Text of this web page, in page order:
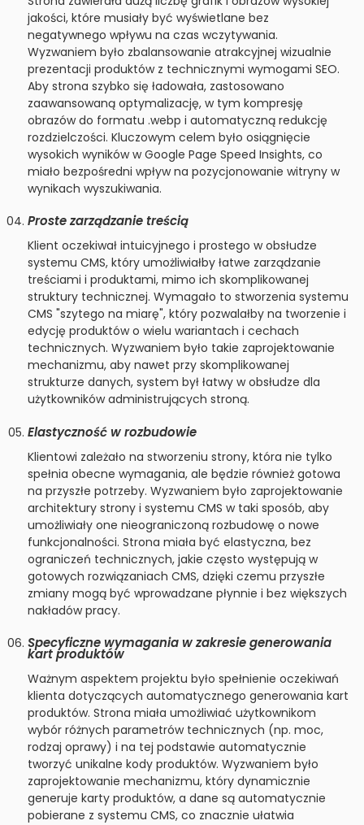
jakości, które musiały być wyświetlane bez
negatywnego wpływu na czas wczytywania.
Wyzwaniem było zbalansowanie atrakcyjnej wizualnie
prezentacji produktów z technicznymi wymogami SEO.
Aby strona szybko się ładowała, zastosowano
zaawansowaną optymalizację, w tym kompresję
obrazów do formatu .webp i automatyczną redukcję
rozdzielczości. Kluczowym celem było osiągnięcie
wysokich wyników w Google Page Speed Insights, co
miało bezpośredni wpływ na pozycjonowanie witryny w
wynikach wyszukiwania.
Proste zarządzanie treścią
Klient oczekiwał intuicyjnego i prostego w obsłudze
systemu CMS, który umożliwiałby łatwe zarządzanie
treściami i produktami, mimo ich skomplikowanej
struktury technicznej. Wymagało to stworzenia systemu
CMS "szytego na miarę", który pozwalałby na tworzenie i
edycję produktów o wielu wariantach i cechach
technicznych. Wyzwaniem było takie zaprojektowanie
mechanizmu, aby nawet przy skomplikowanej
strukturze danych, system był łatwy w obsłudze dla
użytkowników administrujących stroną.
Elastyczność w rozbudowie
Klientowi zależało na stworzeniu strony, która nie tylko
spełnia obecne wymagania, ale będzie również gotowa
na przyszłe potrzeby. Wyzwaniem było zaprojektowanie
architektury strony i systemu CMS w taki sposób, aby
umożliwiały one nieograniczoną rozbudowę o nowe
funkcjonalności. Strona miała być elastyczna, bez
ograniczeń technicznych, jakie często występują w
gotowych rozwiązaniach CMS, dzięki czemu przyszłe
zmiany mogą być wprowadzane płynnie i bez większych
nakładów pracy.
Specyficzne wymagania w zakresie generowania
kart produktów
Ważnym aspektem projektu było spełnienie oczekiwań
klienta dotyczących automatycznego generowania kart
produktów. Strona miała umożliwiać użytkownikom
wybór różnych parametrów technicznych (np. moc,
rodzaj oprawy) i na tej podstawie automatycznie
tworzyć unikalne kody produktów. Wyzwaniem było
zaprojektowanie mechanizmu, który dynamicznie
generuje karty produktów, a dane są automatycznie
pobierane z systemu CMS, co znacznie ułatwia